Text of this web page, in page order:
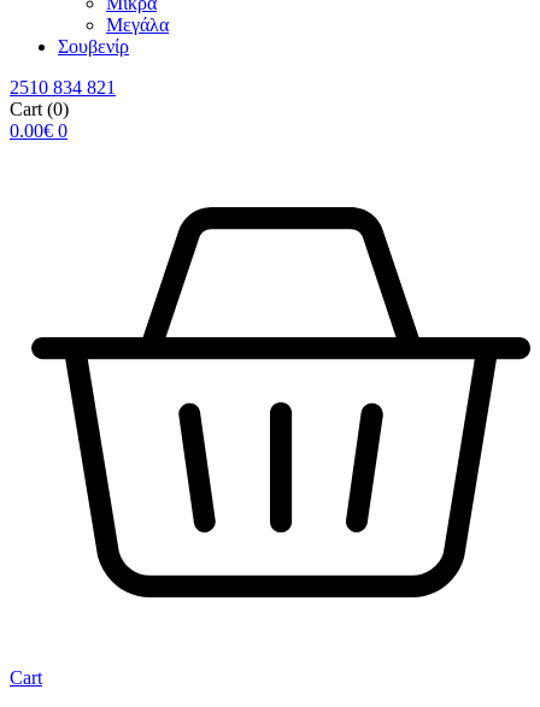
Μεγάλα
Σουβενίρ
2510 834 821
Cart (0)
0.00€ 0
Cart